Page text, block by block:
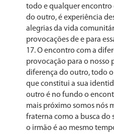
todo e qualquer encontro
do outro, é experiência
ale­grias da vida
provocações de e para
O encontro com a
provocação para o nosso
diferença do outro, todo
que constitui a sua
outro é no fundo o
mais pró­ximo somos nós
fraterna como a busca
o irmão é ao mesmo